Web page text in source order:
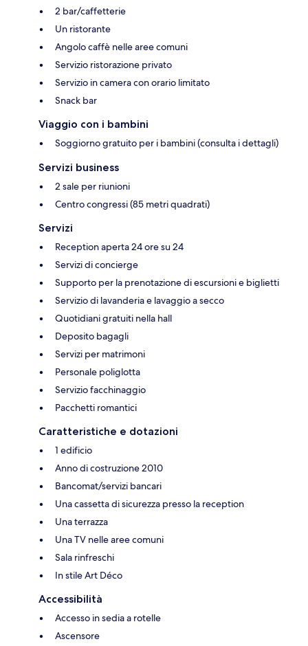
2 bar/caffetterie
Un ristorante
Angolo caffè nelle aree comuni
Servizio ristorazione privato
Servizio in camera con orario limitato
Snack bar
Viaggio con i bambini
Soggiorno gratuito per i bambini (consulta i dettagli)
Servizi business
2 sale per riunioni
Centro congressi (85 metri quadrati)
Servizi
Reception aperta 24 ore su 24
Servizi di concierge
Supporto per la prenotazione di escursioni e biglietti
Servizio di lavanderia e lavaggio a secco
Quotidiani gratuiti nella hall
Deposito bagagli
Servizi per matrimoni
Personale poliglotta
Servizio facchinaggio
Pacchetti romantici
Caratteristiche e dotazioni
1 edificio
Anno di costruzione 2010
Bancomat/servizi bancari
Una cassetta di sicurezza presso la reception
Una terrazza
Una TV nelle aree comuni
Sala rinfreschi
In stile Art Déco
Accessibilità
Accesso in sedia a rotelle
Ascensore